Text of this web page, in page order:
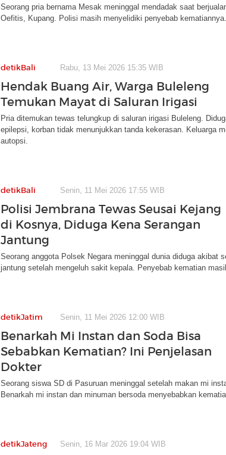
Seorang pria bernama Mesak meninggal mendadak saat
Oefitis, Kupang. Polisi masih menyelidiki penyebab kematiannya.
detikBali Rabu, 13 Mei 2026 15:35 WIB
Hendak Buang Air, Warga Buleleng
Temukan Mayat di Saluran Irigasi
Pria ditemukan tewas telungkup di saluran irigasi Buleleng.
epilepsi, korban tidak menunjukkan tanda kekerasan. Keluarga
autopsi.
detikBali Senin, 11 Mei 2026 17:55 WIB
Polisi Jembrana Tewas Seusai Kejang
di Kosnya, Diduga Kena Serangan
Jantung
Seorang anggota Polsek Negara meninggal dunia diduga akibat
jantung setelah mengeluh sakit kepala. Penyebab kematian
detikJatim Senin, 11 Mei 2026 12:00 WIB
Benarkah Mi Instan dan Soda Bisa
Sebabkan Kematian? Ini Penjelasan
Dokter
Seorang siswa SD di Pasuruan meninggal setelah makan mi
Benarkah mi instan dan minuman bersoda menyebabkan
detikJateng Senin, 16 Mar 2026 19:04 WIB